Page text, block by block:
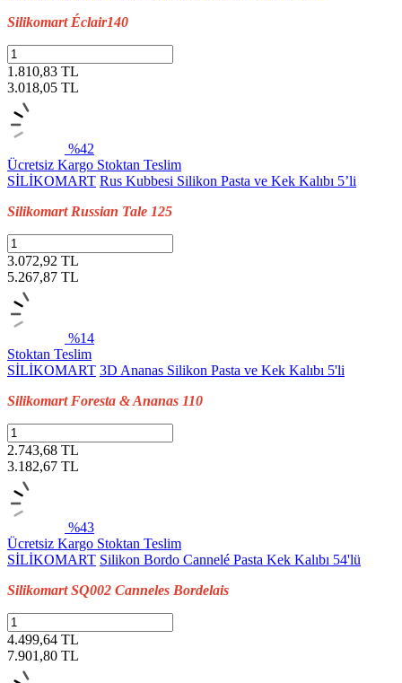
Silikomart Éclair140
1.810,83 TL
3.018,05 TL
%42
Ücretsiz Kargo Stoktan Teslim
SİLİKOMART Rus Kubbesi Silikon Pasta ve Kek Kalıbı 5’li
Silikomart Russian Tale 125
3.072,92 TL
5.267,87 TL
%14
Stoktan Teslim
SİLİKOMART 3D Ananas Silikon Pasta ve Kek Kalıbı 5'li
Silikomart Foresta & Ananas 110
2.743,68 TL
3.182,67 TL
%43
Ücretsiz Kargo Stoktan Teslim
SİLİKOMART Silikon Bordo Cannelé Pasta Kek Kalıbı 54'lü
Silikomart SQ002 Canneles Bordelais
4.499,64 TL
7.901,80 TL